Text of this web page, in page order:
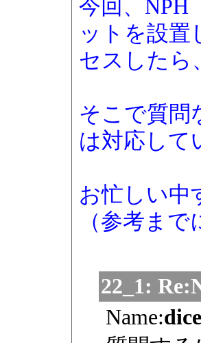
今回、NPH
ットを設置
セスしたら
そこで質問
は対応して
お忙しい中
（参考ま
22_1:
Name:dice